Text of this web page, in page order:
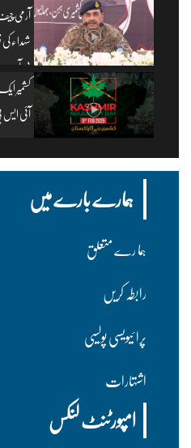
آرمی
شہداء
پی آر
آئی ایس
ہمارے بارے میں
ہما رے متعلق
رابطہ کریں
پرا ئیویسی پولسیی
اشتہارات
امپورٹنٹ لنکس